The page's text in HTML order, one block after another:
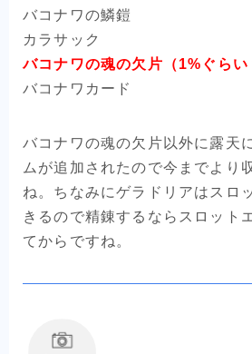
バコナワの鱗鎧
カラサック
バコナワの魂の欠片（1%ぐらい
バコナワカード
バコナワの魂の欠片以外に露天
ムが追加されたので今までより
ね。ちなみにゲラドリアはスロ
きるので精錬するならスロット
てからですね。